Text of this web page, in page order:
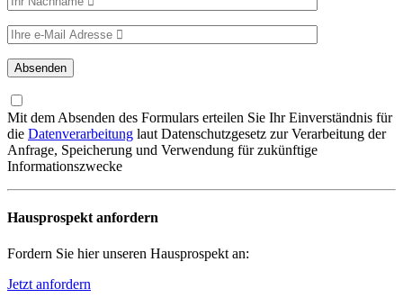
Mit dem Absenden des Formulars erteilen Sie Ihr Einverständnis für
die Datenverarbeitung laut Datenschutzgesetz zur Verarbeitung der
Anfrage, Speicherung und Verwendung für zukünftige
Informationszwecke
Hausprospekt anfordern
Fordern Sie hier unseren Hausprospekt an:
Jetzt anfordern